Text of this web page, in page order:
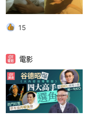
15
電影